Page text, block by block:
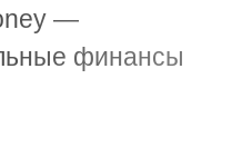
—
финансы